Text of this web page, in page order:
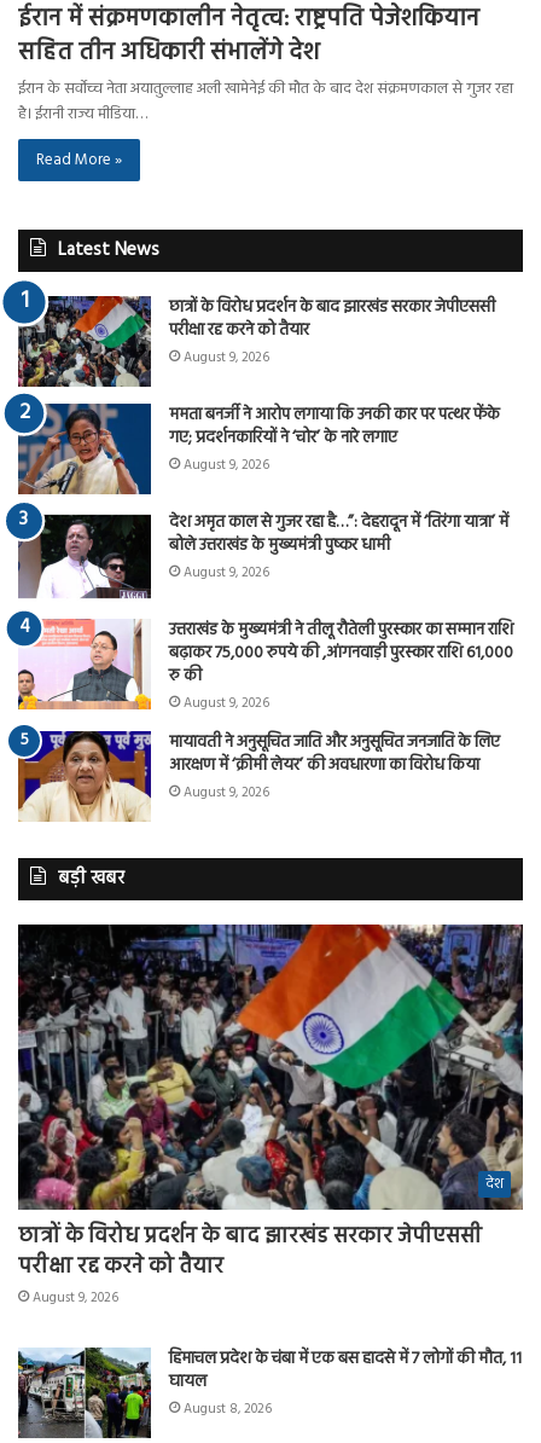
ईरान में संक्रमणकालीन नेतृत्व: राष्ट्रपति पेजेशकियान
सहित तीन अधिकारी संभालेंगे देश
ईरान के सर्वोच्च नेता अयातुल्लाह अली खामेनेई की मौत के बाद देश संक्रमणकाल से गुजर रहा
है। ईरानी राज्य मीडिया…
Read More »
Latest News
छात्रों के विरोध प्रदर्शन के बाद झारखंड सरकार जेपीएससी
परीक्षा रद्द करने को तैयार
August 9, 2026
ममता बनर्जी ने आरोप लगाया कि उनकी कार पर पत्थर फेंके
गए; प्रदर्शनकारियों ने ‘चोर’ के नारे लगाए
August 9, 2026
देश अमृत काल से गुजर रहा है…”: देहरादून में ‘तिरंगा यात्रा’ में
बोले उत्तराखंड के मुख्यमंत्री पुष्कर धामी
August 9, 2026
उत्तराखंड के मुख्यमंत्री ने तीलू रौतेली पुरस्कार का सम्मान राशि
बढ़ाकर 75,000 रुपये की ,आंगनवाड़ी पुरस्कार राशि 61,000
रु की
August 9, 2026
मायावती ने अनुसूचित जाति और अनुसूचित जनजाति के लिए
आरक्षण में ‘क्रीमी लेयर’ की अवधारणा का विरोध किया
August 9, 2026
बड़ी खबर
देश
छात्रों के विरोध प्रदर्शन के बाद झारखंड सरकार जेपीएससी
परीक्षा रद्द करने को तैयार
August 9, 2026
हिमाचल प्रदेश के चंबा में एक बस हादसे में 7 लोगों की मौत, 11
घायल
August 8, 2026